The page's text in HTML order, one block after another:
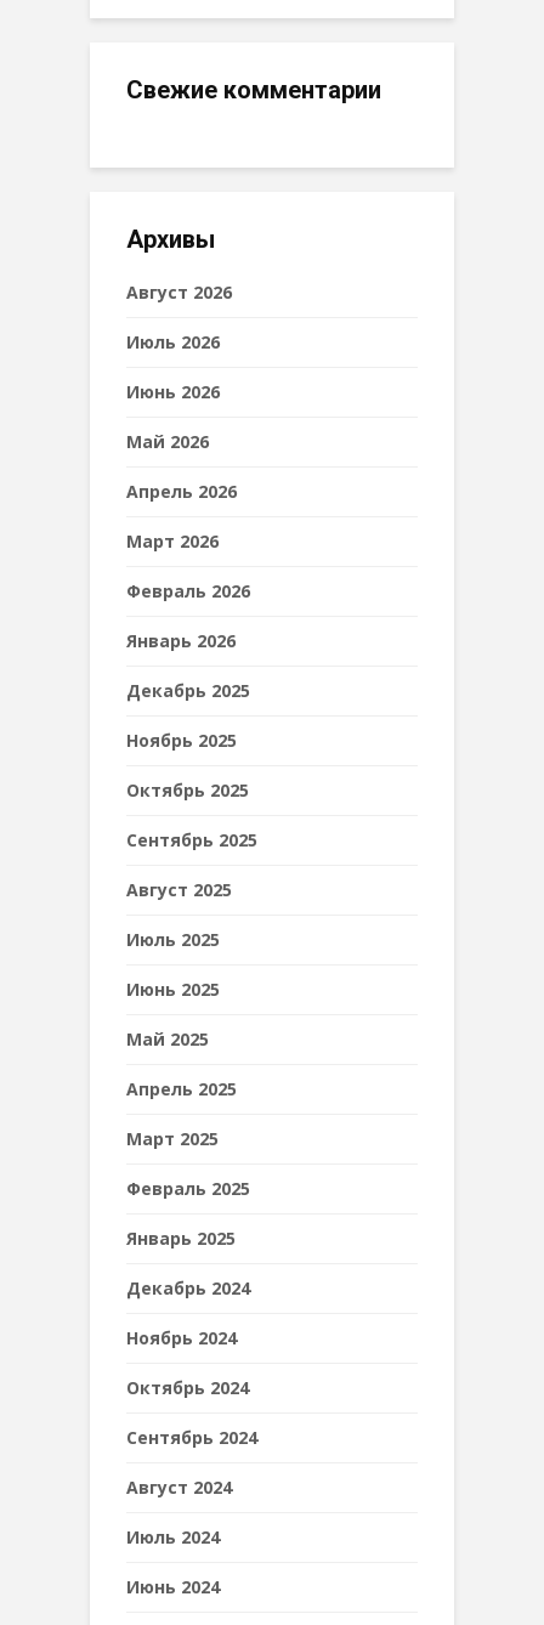
Свежие комментарии
Архивы
Август 2026
Июль 2026
Июнь 2026
Май 2026
Апрель 2026
Март 2026
Февраль 2026
Январь 2026
Декабрь 2025
Ноябрь 2025
Октябрь 2025
Сентябрь 2025
Август 2025
Июль 2025
Июнь 2025
Май 2025
Апрель 2025
Март 2025
Февраль 2025
Январь 2025
Декабрь 2024
Ноябрь 2024
Октябрь 2024
Сентябрь 2024
Август 2024
Июль 2024
Июнь 2024